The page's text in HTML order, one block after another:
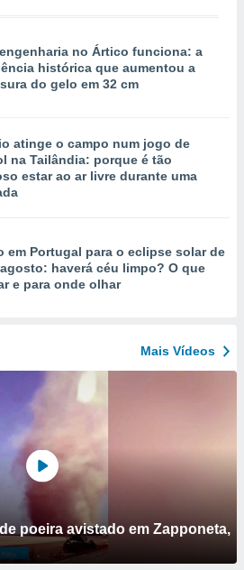
no Ártico funciona: a
histórica que aumentou a
do gelo em 32 cm
atinge o campo num jogo de
na Tailândia: porque é tão
estar ao ar livre durante uma
em Portugal para o eclipse solar de
haverá céu limpo? O que
e para onde olhar
Mais Vídeos
poeira avistado em Zapponeta,